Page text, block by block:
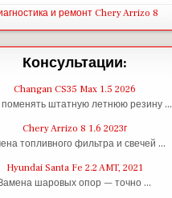
и ремонт Chery Arrizo 8
Консультации:
Changan CS35 Max 1.5 2026
поменять штатную летнюю резину …
Chery Arrizo 8 1.6 2023г
топливного фильтра и свечей …
Hyundai Santa Fe 2.2 AMT, 2021
шаровых опор — точно …